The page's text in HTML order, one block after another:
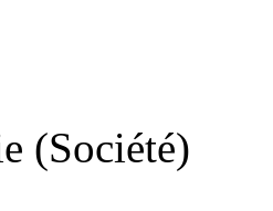
(Société)